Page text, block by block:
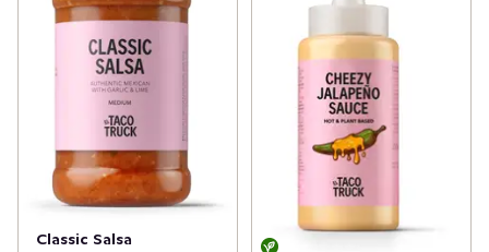
Classic Salsa